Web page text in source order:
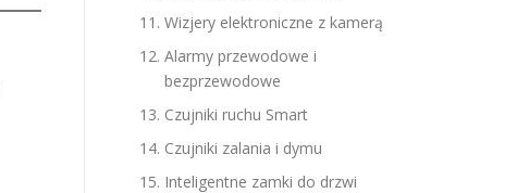
Wizjery elektroniczne z kamerą
Alarmy przewodowe i
bezprzewodowe
Czujniki ruchu Smart
Czujniki zalania i dymu
Inteligentne zamki do drzwi